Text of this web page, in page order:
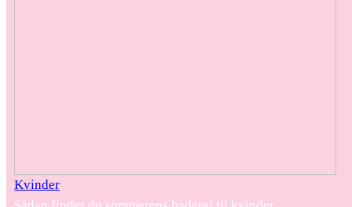
Kvinder